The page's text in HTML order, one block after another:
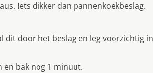
Iets dikker dan pannenkoekbeslag.
dit door het beslag en leg voorzichtig in
en bak nog 1 minuut.